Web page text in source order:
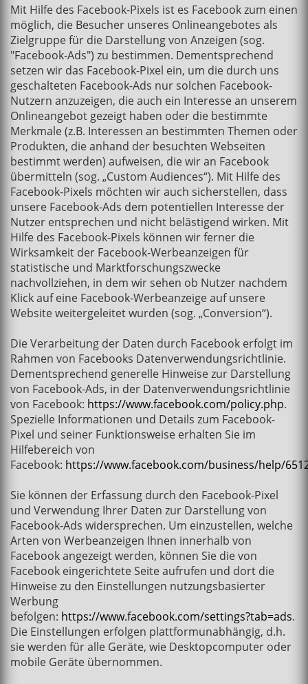
Mit Hilfe des Facebook-Pixels ist es Facebook zum einen
möglich, die Besucher unseres Onlineangebotes als
Zielgruppe für die Darstellung von Anzeigen (sog.
"Facebook-Ads") zu bestimmen. Dementsprechend
setzen wir das Facebook-Pixel ein, um die durch uns
geschalteten Facebook-Ads nur solchen Facebook-
Nutzern anzuzeigen, die auch ein Interesse an unserem
Onlineangebot gezeigt haben oder die bestimmte
Merkmale (z.B. Interessen an bestimmten Themen oder
Produkten, die anhand der besuchten Webseiten
bestimmt werden) aufweisen, die wir an Facebook
übermitteln (sog. „Custom Audiences“). Mit Hilfe des
Facebook-Pixels möchten wir auch sicherstellen, dass
unsere Facebook-Ads dem potentiellen Interesse der
Nutzer entsprechen und nicht belästigend wirken. Mit
Hilfe des Facebook-Pixels können wir ferner die
Wirksamkeit der Facebook-Werbeanzeigen für
statistische und Marktforschungszwecke
nachvollziehen, in dem wir sehen ob Nutzer nachdem
Klick auf eine Facebook-Werbeanzeige auf unsere
Website weitergeleitet wurden (sog. „Conversion“).
Die Verarbeitung der Daten durch Facebook erfolgt im
Rahmen von Facebooks Datenverwendungsrichtlinie.
Dementsprechend generelle Hinweise zur Darstellung
von Facebook-Ads, in der Datenverwendungsrichtlinie
von Facebook: https://www.facebook.com/policy.php.
Spezielle Informationen und Details zum Facebook-
Pixel und seiner Funktionsweise erhalten Sie im
Hilfebereich von
Facebook: https://www.facebook.com/business/help/
Sie können der Erfassung durch den Facebook-Pixel
und Verwendung Ihrer Daten zur Darstellung von
Facebook-Ads widersprechen. Um einzustellen, welche
Arten von Werbeanzeigen Ihnen innerhalb von
Facebook angezeigt werden, können Sie die von
Facebook eingerichtete Seite aufrufen und dort die
Hinweise zu den Einstellungen nutzungsbasierter
Werbung
befolgen: https://www.facebook.com/settings?tab=ads.
Die Einstellungen erfolgen plattformunabhängig, d.h.
sie werden für alle Geräte, wie Desktopcomputer oder
mobile Geräte übernommen.